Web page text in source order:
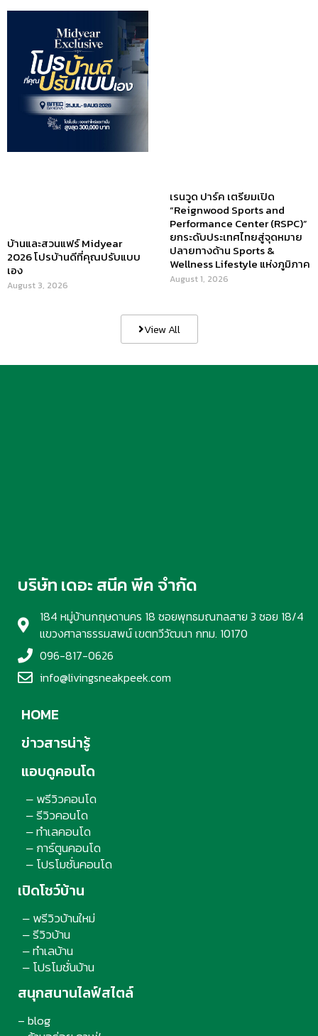
บ้านและสวนแฟร์ Midyear
2026 โปรบ้านดีที่คุณปรับแบบ
เอง
August 3, 2026
เรนวูด ปาร์ค เตรียมเปิด
“Reignwood Sports and
Performance Center (RSPC)”
ยกระดับประเทศไทยสู่จุดหมาย
ปลายทางด้าน Sports &
Wellness Lifestyle แห่งภูมิภาค
August 1, 2026
View All
บริษัท เดอะ สนีค พีค จำกัด
184 หมู่บ้านกฤษดานคร 18 ซอยพุทธมณฑลสาย 3 ซอย 18/4
แขวงศาลาธรรมสพน์ เขตทวีวัฒนา กทม. 10170
096-817-0626
info@livingsneakpeek.com
HOME
ข่าวสารน่ารู้
แอบดูคอนโด
– พรีวิวคอนโด
– รีวิวคอนโด
– ทำเลคอนโด
– การ์ตูนคอนโด
– โปรโมชั่นคอนโด
เปิดโชว์บ้าน
– พรีวิวบ้านใหม่
– รีวิวบ้าน
– ทำเลบ้าน
– โปรโมชั่นบ้าน
สนุกสนานไลฟ์สไตล์
– blog